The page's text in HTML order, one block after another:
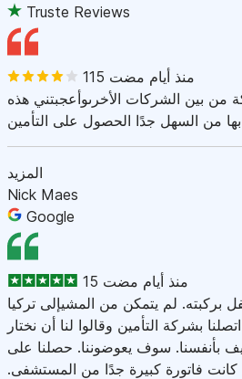
Truste Reviews
115 منذ أيام مضت
من بين الشركات الأخرىوأعجبتني هذه
المزيد
Nick Maes
Google
15 منذ أيام مضت
الطفل بركبته. لم يتمكن من المشيإلى تركيا
بشركة التأمين وقالوا لنا أن نختار
بأنفسنا. سوف يعوضوننا. حصلنا على
فاتورة كبيرة جدًا من المستشفى.